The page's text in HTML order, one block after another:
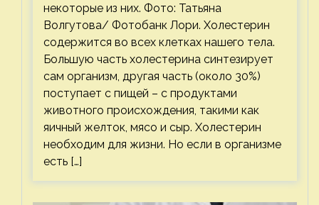
некоторые из них. Фото: Татьяна
Волгутова/ Фотобанк Лори. Холестерин
содержится во всех клетках нашего тела.
Большую часть холестерина синтезирует
сам организм, другая часть (около 30%)
поступает с пищей – с продуктами
животного происхождения, такими как
яичный желток, мясо и сыр. Холестерин
необходим для жизни. Но если в организме
есть […]